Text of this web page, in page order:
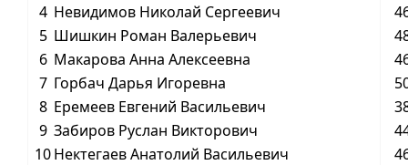
4 Невидимов Николай Сергеевич
5 Шишкин Роман Валерьевич
6 Макарова Анна Алексеевна
7 Горбач Дарья Игоревна
8 Еремеев Евгений Васильевич
9 Забиров Руслан Викторович
10Нектегаев Анатолий Васильевич